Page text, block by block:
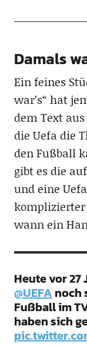
Damals
Ein feines
war’s“ hat
dem Text
die Uefa die
den Fußball
gibt es die
und eine
komplizierter
wann ein
Heute vor 27
@UEFA noch
Fußball im
haben sich